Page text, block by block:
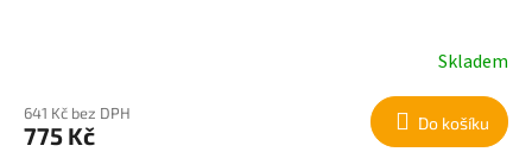
Skladem
641 Kč bez DPH
775 Kč Do košíku